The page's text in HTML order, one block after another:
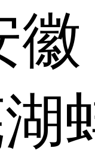
徽